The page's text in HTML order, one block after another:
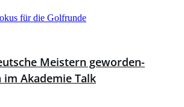
für die Golfrunde
Meistern geworden-
Akademie Talk